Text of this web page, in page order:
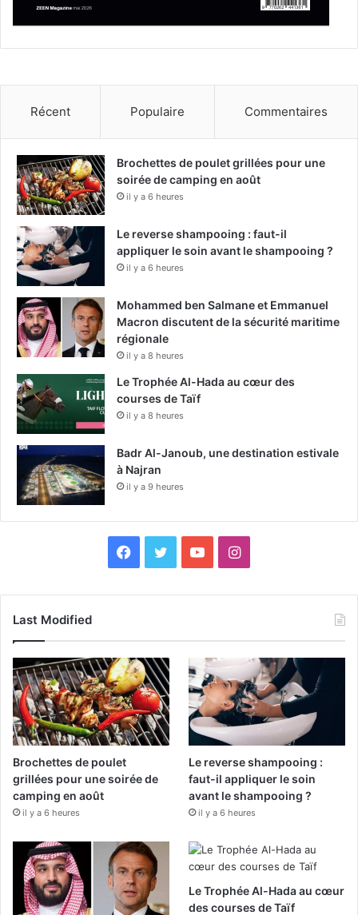
Récent Populaire Commentaires
Brochettes de poulet grillées pour une
soirée de camping en août
il y a 6 heures
Le reverse shampooing : faut-il
appliquer le soin avant le shampooing ?
il y a 6 heures
Mohammed ben Salmane et Emmanuel
Macron discutent de la sécurité maritime
régionale
il y a 8 heures
Le Trophée Al-Hada au cœur des
courses de Taïf
il y a 8 heures
Badr Al-Janoub, une destination estivale
à Najran
il y a 9 heures
b
o
o
k
u
b
e
I
a
g
r
a
m
Last Modified
Brochettes de poulet
grillées pour une soirée de
camping en août
il y a 6 heures
Le reverse shampooing :
faut-il appliquer le soin
avant le shampooing ?
il y a 6 heures
Le Trophée Al-Hada au cœur
des courses de Taïf